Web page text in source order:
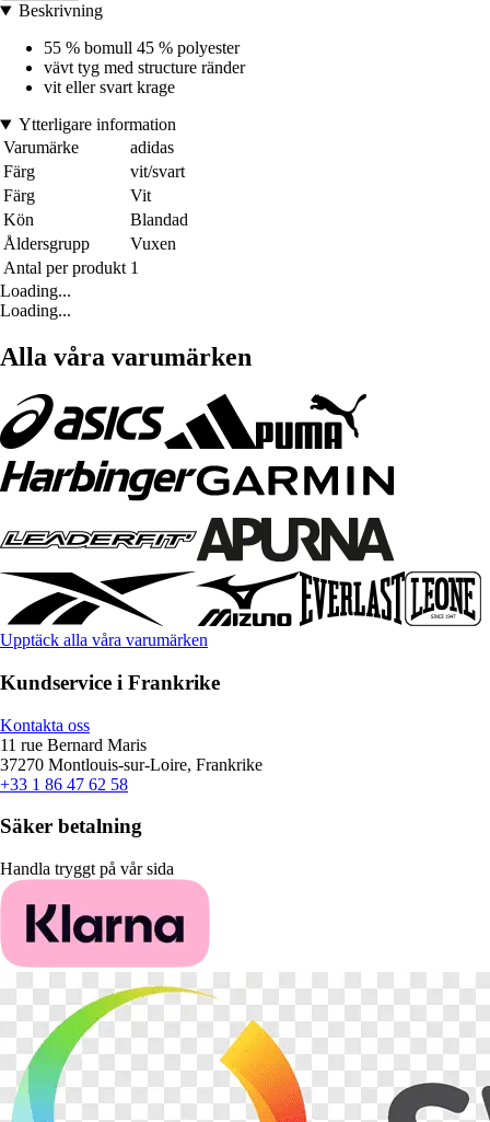
Beskrivning
55 % bomull 45 % polyester
vävt tyg med structure ränder
vit eller svart krage
Ytterligare information
Varumärke
adidas
Färg
vit/svart
Färg
Vit
Kön
Blandad
Åldersgrupp
Vuxen
Antal per produkt 1
Loading...
Loading...
Alla våra varumärken
Upptäck alla våra varumärken
Kundservice i Frankrike
Kontakta oss
11 rue Bernard Maris
37270 Montlouis-sur-Loire, Frankrike
+33 1 86 47 62 58
Säker betalning
Handla tryggt på vår sida